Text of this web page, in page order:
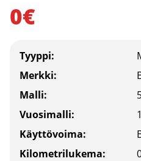
0€
Tyyppi:
Merkki:
Malli:
Vuosimalli:
Käyttövoima:
Kilometrilukema: